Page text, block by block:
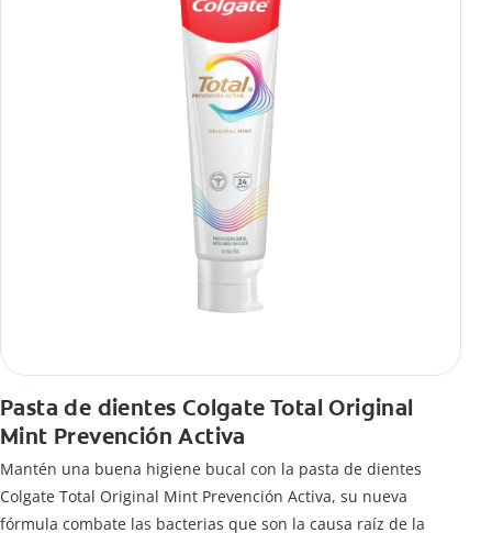
Pasta de dientes Colgate Total Original
Mint Prevención Activa
Mantén una buena higiene bucal con la pasta de dientes
Colgate Total Original Mint Prevención Activa, su nueva
fórmula combate las bacterias que son la causa raíz de la